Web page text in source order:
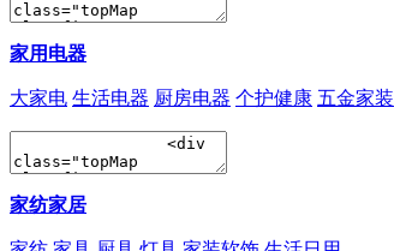
家用电器
大家电 生活电器 厨房电器 个护健康 五金家装
家纺家居